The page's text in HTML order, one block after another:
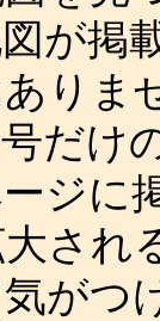
が掲
りま
だけ
ジに
され
がつ